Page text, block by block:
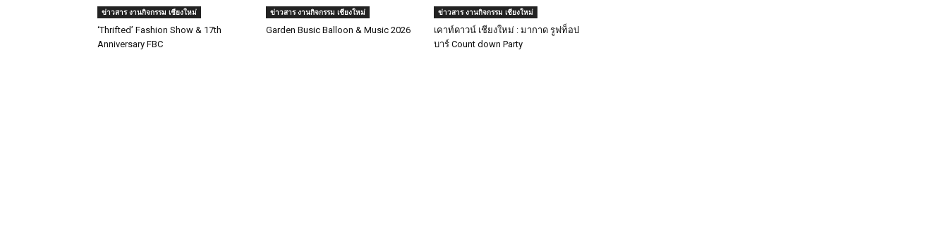
ข่าวสาร งานกิจกรรม เชียงใหม่
‘Thrifted’ Fashion Show & 17th
Anniversary FBC
ข่าวสาร งานกิจกรรม เชียงใหม่
Garden Busic Balloon & Music 2026
ข่าวสาร งานกิจกรรม เชียงใหม่
เคาท์ดาวน์ เชียงใหม่ : มากาด รูฟท็อป
บาร์ Count down Party